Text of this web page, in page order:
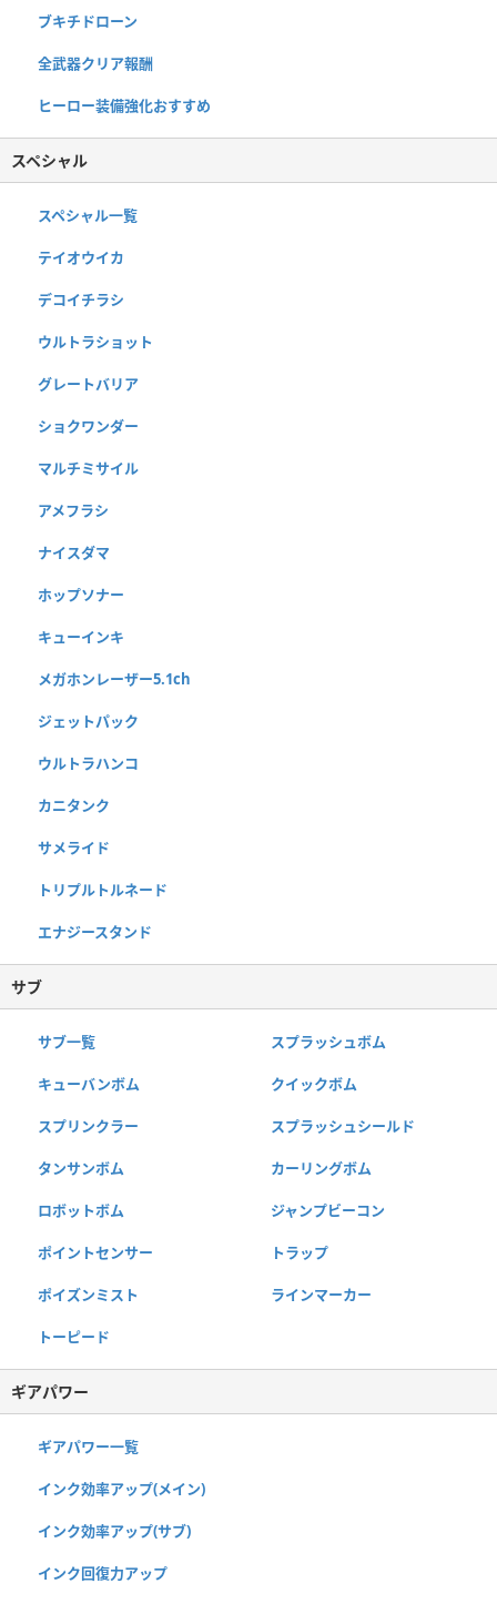
ブキチドローン
全武器クリア報酬
ヒーロー装備強化おすすめ
スペシャル
スペシャル一覧
テイオウイカ
デコイチラシ
ウルトラショット
グレートバリア
ショクワンダー
マルチミサイル
アメフラシ
ナイスダマ
ホップソナー
キューインキ
メガホンレーザー5.1ch
ジェットパック
ウルトラハンコ
カニタンク
サメライド
トリプルトルネード
エナジースタンド
サブ
サブ一覧 スプラッシュボム
キューバンボム クイックボム
スプリンクラー スプラッシュシールド
タンサンボム カーリングボム
ロボットボム ジャンプビーコン
ポイントセンサー トラップ
ポイズンミスト ラインマーカー
トーピード
ギアパワー
ギアパワー一覧
インク効率アップ(メイン)
インク効率アップ(サブ)
インク回復力アップ